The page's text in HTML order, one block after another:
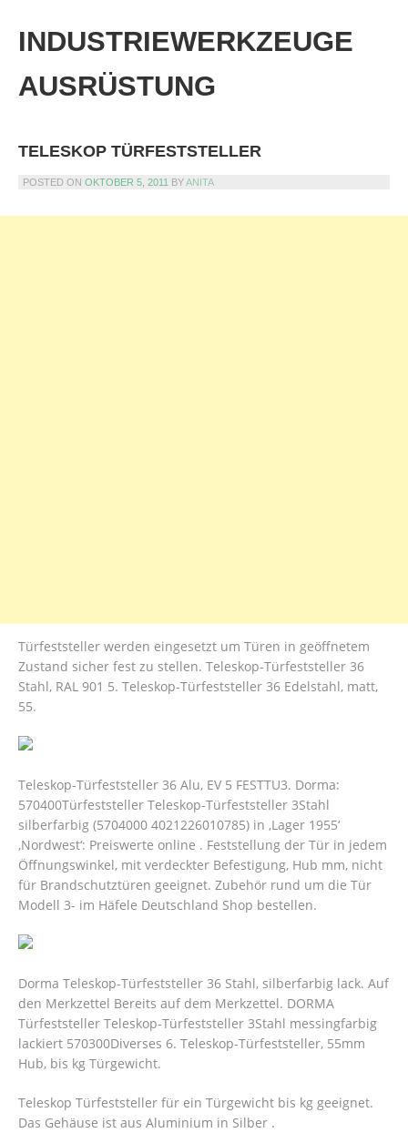
content
INDUSTRIEWERKZEUGE
AUSRÜSTUNG
TELESKOP TÜRFESTSTELLER
POSTED ON OKTOBER 5, 2011 BYANITA
Türfeststeller werden eingesetzt um Türen in geöffnetem
Zustand sicher fest zu stellen. Teleskop-Türfeststeller 36
Stahl, RAL 901 5. Teleskop-Türfeststeller 36 Edelstahl, matt,
55.
Teleskop-Türfeststeller 36 Alu, EV 5 FESTTU3. Dorma:
570400Türfeststeller Teleskop-Türfeststeller 3Stahl
silberfarbig (5704000 4021226010785) in ‚Lager 1955‘
‚Nordwest‘: Preiswerte online . Feststellung der Tür in jedem
Öffnungswinkel, mit verdeckter Befestigung, Hub mm, nicht
für Brandschutztüren geeignet. Zubehör rund um die Tür
Modell 3- im Häfele Deutschland Shop bestellen.
Dorma Teleskop-Türfeststeller 36 Stahl, silberfarbig lack. Auf
den Merkzettel Bereits auf dem Merkzettel. DORMA
Türfeststeller Teleskop-Türfeststeller 3Stahl messingfarbig
lackiert 570300Diverses 6. Teleskop-Türfeststeller, 55mm
Hub, bis kg Türgewicht.
Teleskop Türfeststeller für ein Türgewicht bis kg geeignet.
Das Gehäuse ist aus Aluminium in Silber .